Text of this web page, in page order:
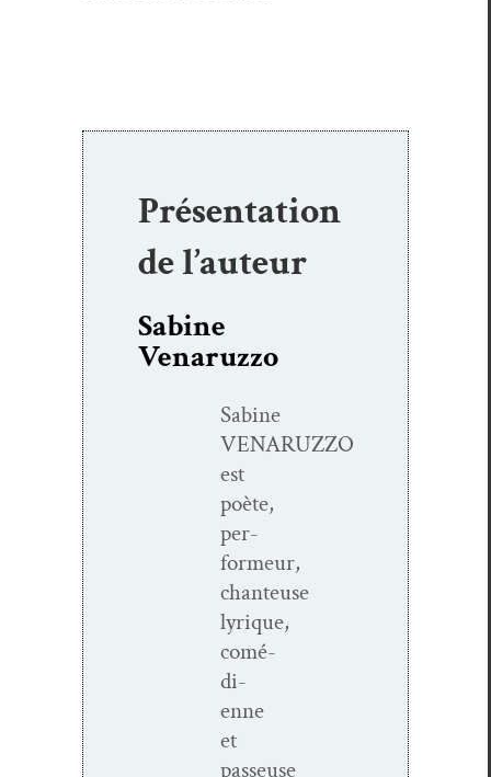
Présentation
de l’auteur
Sabine
Venaruzzo
Sabine
VENARUZZO
est
poète,
per­
formeur,
chanteuse
lyrique,
comé­
di­
enne
et
passeuse